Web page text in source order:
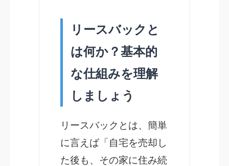
リースバックと
は何か？基本的
な仕組みを理解
しましょう
リースバックとは、簡単
に言えば「自宅を売却し
た後も、その家に住み続